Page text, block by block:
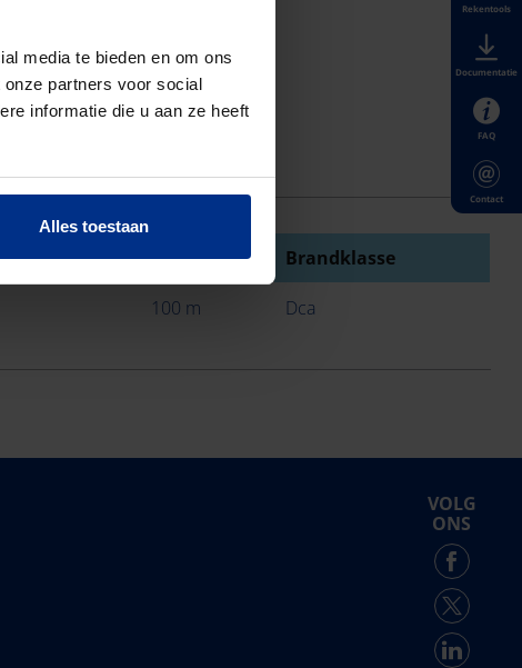
media te bieden en om ons
partners voor social
informatie die u aan ze heeft
Alles toestaan
Lengte Brandklasse
100 m Dca
Rekentools
Documentatie
FAQ
Contact
VOLG
ONS